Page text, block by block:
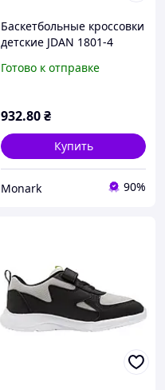
Баскетбольные кроссовки
детские JDAN 1801-4
спортивные
Готово к отправке
932.80₴
Купить
Monark 90%